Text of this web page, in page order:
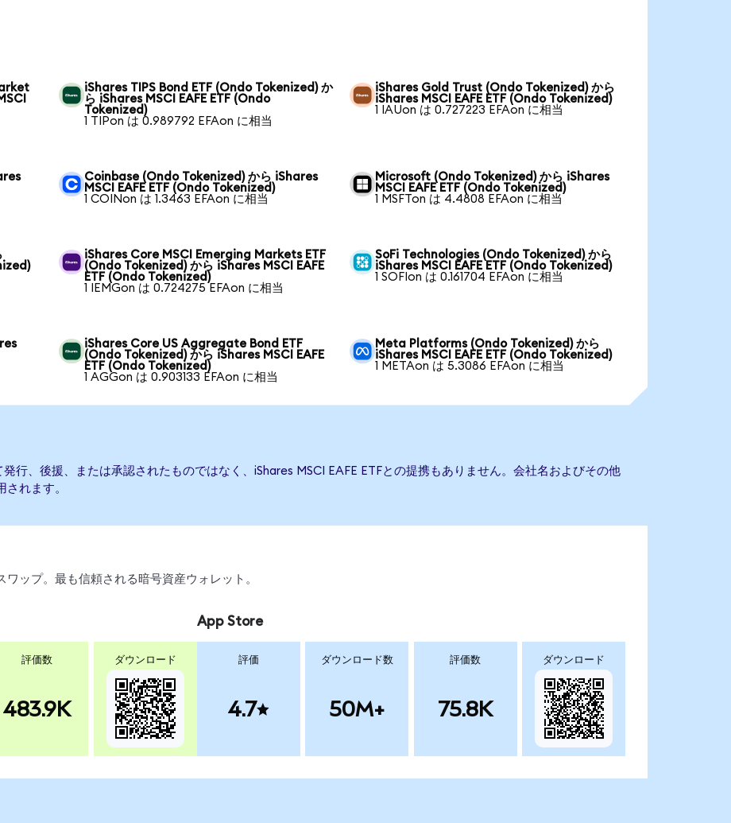
iShares TIPS Bond ETF (Ondo Tokenized) か
ら iShares MSCI EAFE ETF (Ondo
Tokenized)
1 TIPon は 0.989792 EFAon に相当
iShares Gold Trust (Ondo Tokenized) から
iShares MSCI EAFE ETF (Ondo Tokenized)
1 IAUon は 0.727223 EFAon に相当
Coinbase (Ondo Tokenized) から iShares
MSCI EAFE ETF (Ondo Tokenized)
1 COINon は 1.3463 EFAon に相当
Microsoft (Ondo Tokenized) から iShares
MSCI EAFE ETF (Ondo Tokenized)
1 MSFTon は 4.4808 EFAon に相当
iShares Core MSCI Emerging Markets ETF
(Ondo Tokenized) から iShares MSCI EAFE
ETF (Ondo Tokenized)
1 IEMGon は 0.724275 EFAon に相当
SoFi Technologies (Ondo Tokenized) から
iShares MSCI EAFE ETF (Ondo Tokenized)
1 SOFIon は 0.161704 EFAon に相当
iShares Core US Aggregate Bond ETF
(Ondo Tokenized) から iShares MSCI EAFE
ETF (Ondo Tokenized)
1 AGGon は 0.903133 EFAon に相当
Meta Platforms (Ondo Tokenized) から
iShares MSCI EAFE ETF (Ondo Tokenized)
1 METAon は 5.3086 EFAon に相当
発行、後援、または承認されたものではなく、iShares MSCI EAFE ETFとの提携もありません。会社名およびその他
れます。
ップ。最も信頼される暗号資産ウォレット。
評価数
483.9K
ダウンロード
App Store
評価
4.7
ダウンロード数
50M+
評価数
75.8K
ダウンロード